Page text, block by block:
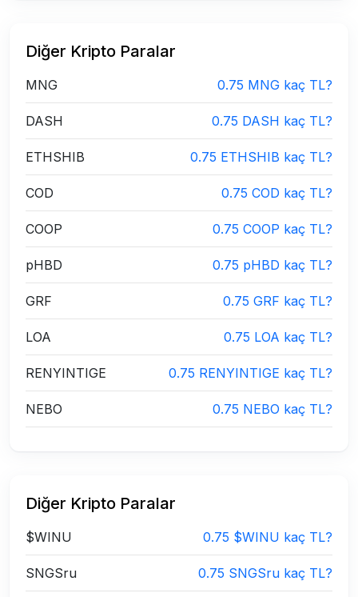
Diğer Kripto Paralar
MNG 0.75 MNG kaç TL?
DASH 0.75 DASH kaç TL?
ETHSHIB 0.75 ETHSHIB kaç TL?
COD 0.75 COD kaç TL?
COOP 0.75 COOP kaç TL?
pHBD 0.75 pHBD kaç TL?
GRF 0.75 GRF kaç TL?
LOA 0.75 LOA kaç TL?
RENYINTIGE 0.75 RENYINTIGE kaç TL?
NEBO 0.75 NEBO kaç TL?
Diğer Kripto Paralar
$WINU 0.75 $WINU kaç TL?
SNGSru 0.75 SNGSru kaç TL?